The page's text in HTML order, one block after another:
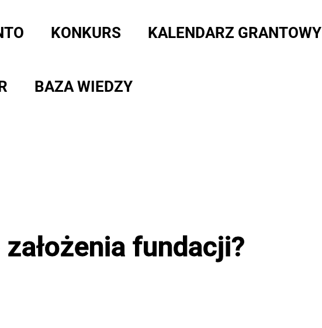
KONKURS KALENDARZ GRANTOWY
BAZA WIEDZY
fundacji?